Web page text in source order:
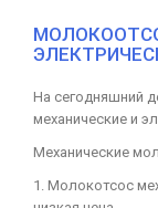
На сегодняшний
механические и
Механические
1. Молокотсос